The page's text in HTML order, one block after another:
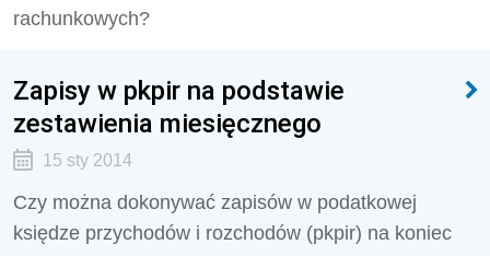
rachunkowych?
Zapisy w pkpir na podstawie
zestawienia miesięcznego
15 sty 2014
Czy można dokonywać zapisów w podatkowej
księdze przychodów i rozchodów (pkpir) na koniec